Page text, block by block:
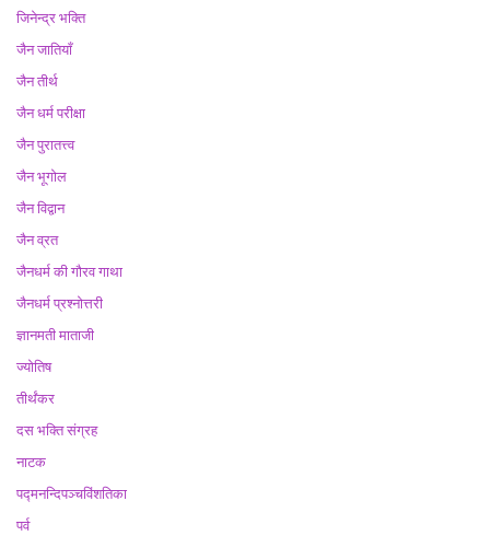
जिनेन्द्र भक्ति
जैन जातियाँ
जैन तीर्थ
जैन धर्म परीक्षा
जैन पुरातत्त्व
जैन भूगोल
जैन विद्वान
जैन व्रत
जैनधर्म की गौरव गाथा
जैनधर्म प्रश्नोत्तरी
ज्ञानमती माताजी
ज्योतिष
तीर्थंकर
दस भक्ति संग्रह
नाटक
पद्मनन्दिपञ्चविंशतिका
पर्व